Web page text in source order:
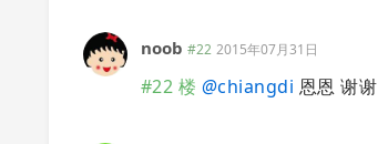
noob #22 2015年07月31日
#22 楼 @chiangdi 恩恩 谢谢